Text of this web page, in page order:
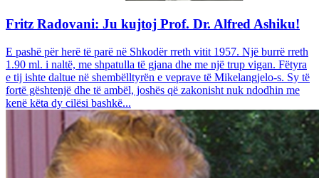
Fritz Radovani: Ju kujtoj Prof. Dr. Alfred Ashiku!
E pashë për herë të parë në Shkodër rreth vitit 1957. Një burrë rreth
1.90 ml. i naltë, me shpatulla të gjana dhe me një trup vigan. Fëtyra
e tij ishte daltue në shembëlltyrën e veprave të Mikelangjelo-s. Sy të
fortë gështenjë dhe të ambël, joshës që zakonisht nuk ndodhin me
kenë këta dy cilësi bashkë...